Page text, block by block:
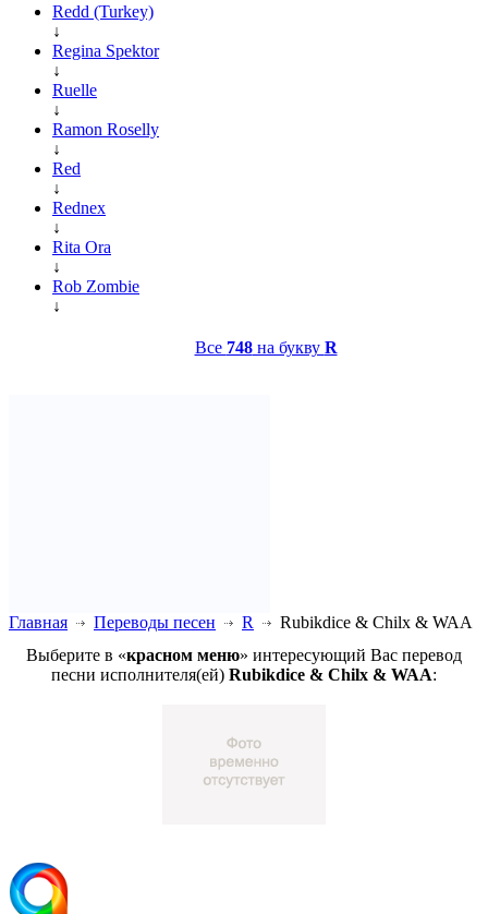
Redd (Turkey)
↓
Regina Spektor
↓
Ruelle
↓
Ramon Roselly
↓
Red
↓
Rednex
↓
Rita Ora
↓
Rob Zombie
↓
Все 748на букву R
Главная Переводы песен R
Rubikdice & Chilx & WAA
Выберите в «красном меню» интересующий Вас перевод
песни исполнителя(ей) Rubikdice & Chilx & WAA: